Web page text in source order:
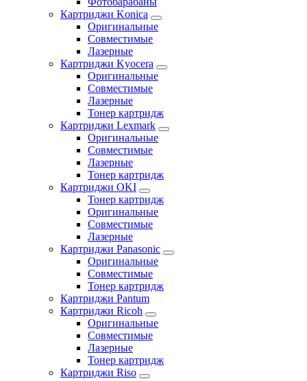
Картриджи Konica
Оригинальные
Совместимые
Лазерные
Картриджи Kyocera
Оригинальные
Совместимые
Лазерные
Тонер картридж
Картриджи Lexmark
Оригинальные
Совместимые
Лазерные
Тонер картридж
Картриджи OKI
Тонер картридж
Оригинальные
Совместимые
Лазерные
Картриджи Panasonic
Оригинальные
Совместимые
Тонер картридж
Картриджи Pantum
Картриджи Ricoh
Оригинальные
Совместимые
Лазерные
Тонер картридж
Картриджи Riso